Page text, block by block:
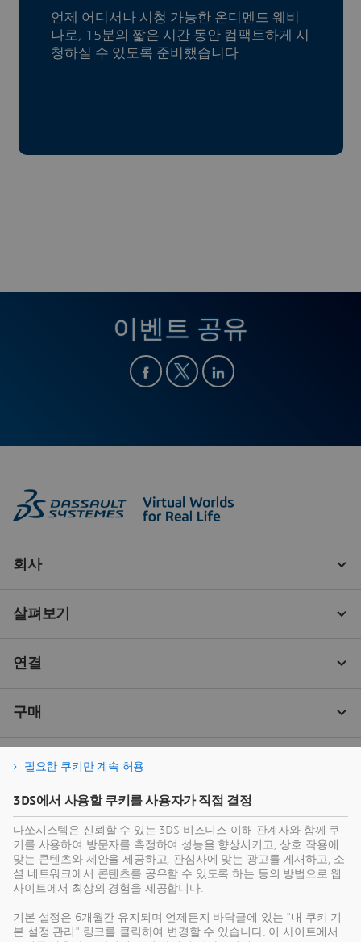
언제 어디서나 시청 가능한 온디멘드 웨비
나로, 15분의 짧은 시간 동안 컴팩트하게 시
청하실 수 있도록 준비했습니다.
이벤트 공유
필요한 쿠키만 계속 허용
3DS에서 사용할 쿠키를 사용자가 직접 결정
다쏘시스템은 신뢰할 수 있는 3DS 비즈니스 이해 관계자와 함께 쿠
키를 사용하여 방문자를 측정하여 성능을 향상시키고, 상호 작용에
맞는 콘텐츠와 제안을 제공하고, 관심사에 맞는 광고를 게재하고, 소
셜 네트워크에서 콘텐츠를 공유할 수 있도록 하는 등의 방법으로 웹
사이트에서 최상의 경험을 제공합니다.
기본 설정은 6개월간 유지되며 언제든지 바닥글에 있는 "내 쿠키 기
본 설정 관리" 링크를 클릭하여 변경할 수 있습니다. 이 사이트에서